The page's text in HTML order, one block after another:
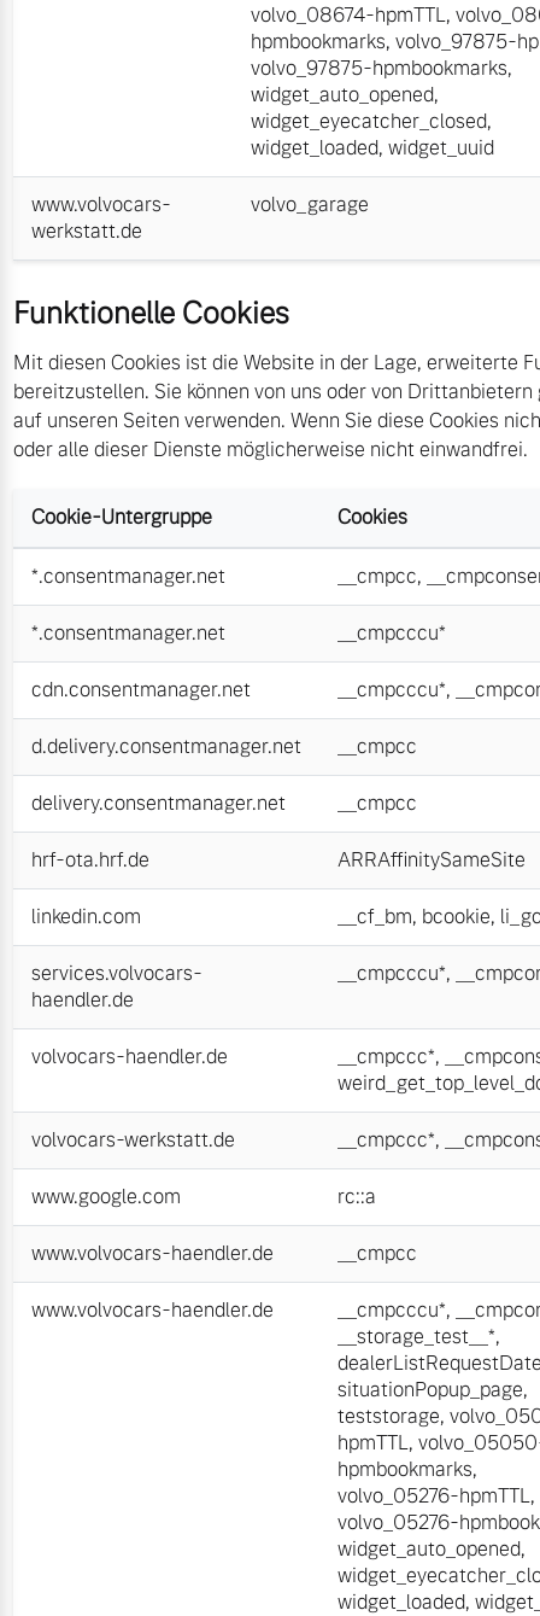
volvo_08674-hpmTTL,
hpmbookmarks,volvo_97875-
volvo_97875-hpmbookmarks,
widget_auto_opened,
widget_eyecatcher_closed,
widget_loaded,widget_uuid
www.volvocars-
werkstatt.de
volvo_garage
Funktionelle Cookies
Mit diesen Cookies ist die Website in der Lage, erweiterte
bereitzustellen. Sie können von uns oder von
auf unseren Seiten verwenden. Wenn Sie diese Cookies
oder alle dieser Dienste möglicherweise nicht einwandfrei.
Cookie-Untergruppe Cookies
*.consentmanager.net __cmpcc,
*.consentmanager.net __cmpcccu*
cdn.consentmanager.net __cmpcccu*,
d.delivery.consentmanager.net __cmpcc
delivery.consentmanager.net __cmpcc
hrf-ota.hrf.de ARRAffinitySameSite
linkedin.com __cf_bm, bcookie,
services.volvocars-
haendler.de
__cmpcccu*,
volvocars-haendler.de __cmpccc*,
volvocars-werkstatt.de __cmpccc*,
www.google.com rc::a
www.volvocars-haendler.de __cmpcc
www.volvocars-haendler.de __cmpcccu*,
__storage_test__*,
situationPopup_page,
teststorage,
hpmTTL,
hpmbookmarks,
volvo_05276-hpmTTL,
volvo_05276-
widget_auto_opened,
widget_loaded,